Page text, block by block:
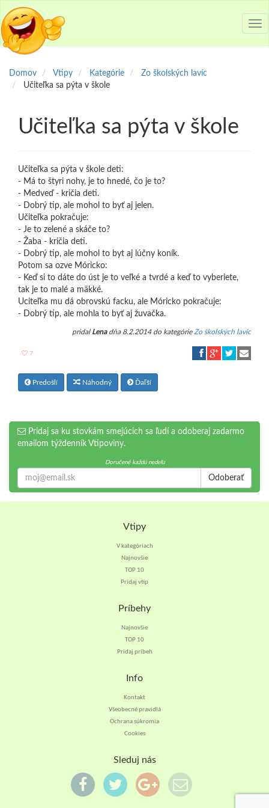
Domov Vtipy Kategórie
Zo školských lavíc
Učiteľka sa pýta v škole
Učiteľka sa pýta v škole
Učiteľka sa pýta v škole deti:
- Má to štyri nohy, je to hnedé, čo je to?
- Medveď - kričia deti.
- Dobrý tip, ale mohol to byť aj jelen.
Učiteľka pokračuje:
- Je to zelené a skáče to?
- Žaba - kričia deti.
- Dobrý tip, ale mohol to byt aj lúčny koník.
Potom sa ozve Móricko:
- Keď si to dáte do úst je to veľké a tvrdé a keď to vyberiete,
tak je to malé a mäkké.
Uciteľka mu dá obrovskú facku, ale Móricko pokračuje:
- Dobrý tip, ale mohla to byť aj žuvačka.
pridal Lenadňa 8.2.2014 do kategórie Zo školských lavíc
7
Predošlí Náhodný Ďaľší
Pridaj sa ku stovkám smejúcich sa ľudí a odoberaj zadarmo
emailom týždenník Vtipoviny.
Doručené každú nedeľu
Odoberať
Vtipy
V kategóriach
Najnovšie
TOP 10
Pridaj vtip
Príbehy
Najnovšie
TOP 10
Pridaj príbeh
Info
Kontakt
Všeobecné pravidlá
Ochrana súkromia
Cookies
Sleduj nás